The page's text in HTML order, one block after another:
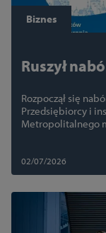
Biznes
Ruszył
prestiżowy
Rozpoczął się
Przedsiębiorcy i
Metropolitalnego
02/07/2026